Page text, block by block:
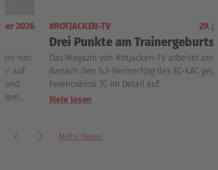
#ROTJACKEN-TV 29. Jänner 2026
Drei Punkte am Trainergeburtstag
Das Magazin von Rotjacken-TV arbeitet am Tag
danach den 5:2-Heimerfolg des EC-KAC gegen den
Ferencvárosi TC im Detail auf.
Mehr lesen
Mehr News